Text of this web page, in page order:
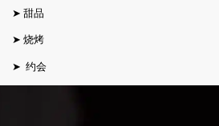
➤ 甜品
➤ 烧烤
➤ 约会